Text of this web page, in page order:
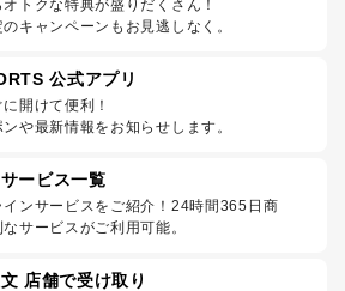
トクな特典が盛りだくさん！
キャンペーンもお見逃しなく。
公式アプリ
開けて便利！
や最新情報をお知らせします。
ービス一覧
インサービスをご紹介！24時間365日商
サービスがご利用可能。
店舗で受け取り